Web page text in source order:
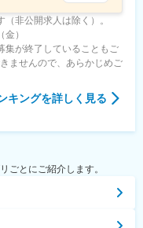
非公開求人は除く）。
）
集が終了していることもご
ませんので、あらかじめご
キングを詳しく見る
ごとにご紹介します。